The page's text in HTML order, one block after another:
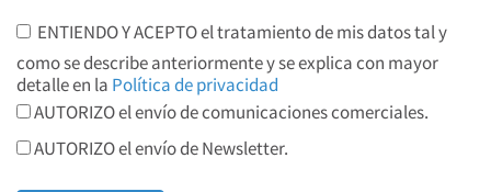
ENTIENDO Y ACEPTO el tratamiento de mis datos tal y
como se describe anteriormente y se explica con mayor
detalle en la Política de privacidad
AUTORIZO el envío de comunicaciones comerciales.
AUTORIZO el envío de Newsletter.